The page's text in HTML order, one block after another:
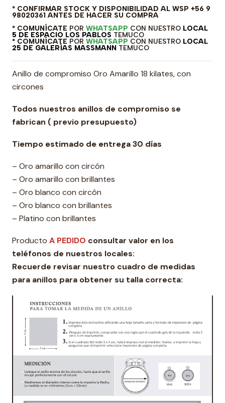
* CONFIRMAR STOCK Y DISPONIBILIDAD AL WSP +56 9
98020361 ANTES DE HACER SU COMPRA
* COMUNÍCATE POR WHATSAPP CON NUESTRO LOCAL
5 DE ESPACIO LOS PABLOS TEMUCO
* COMUNÍCATE POR WHATSAPP CON NUESTRO LOCAL
25 DE GALERÍAS MASSMANN TEMUCO
Anillo de compromiso Oro Amarillo 18 kilates, con
circones
Todos nuestros anillos de compromiso se
fabrican ( previo presupuesto)
Tiempo estimado de entrega 30 días
– Oro amarillo con circón
– Oro amarillo con brillantes
– Oro blanco con circón
– Oro blanco con brillantes
– Platino con brillantes
Producto A PEDIDO consultar valor en los
teléfonos de nuestros locales:
Recuerde revisar nuestro cuadro de medidas
para anillos para obtener su talla correcta: